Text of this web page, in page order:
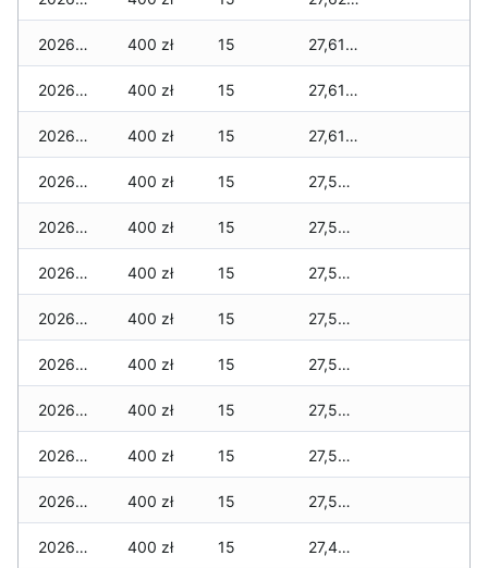
2026-06-30 400 zł 15 27,610 zł
2026-06-28 400 zł 15 27,610 zł
2026-06-27 400 zł 15 27,610 zł
2026-06-26 400 zł 15 27,590 zł
2026-06-25 400 zł 15 27,590 zł
2026-06-24 400 zł 15 27,590 zł
2026-06-23 400 zł 15 27,590 zł
2026-06-22 400 zł 15 27,590 zł
2026-06-21 400 zł 15 27,540 zł
2026-06-20 400 zł 15 27,540 zł
2026-06-19 400 zł 15 27,540 zł
2026-06-18 400 zł 15 27,460 zł